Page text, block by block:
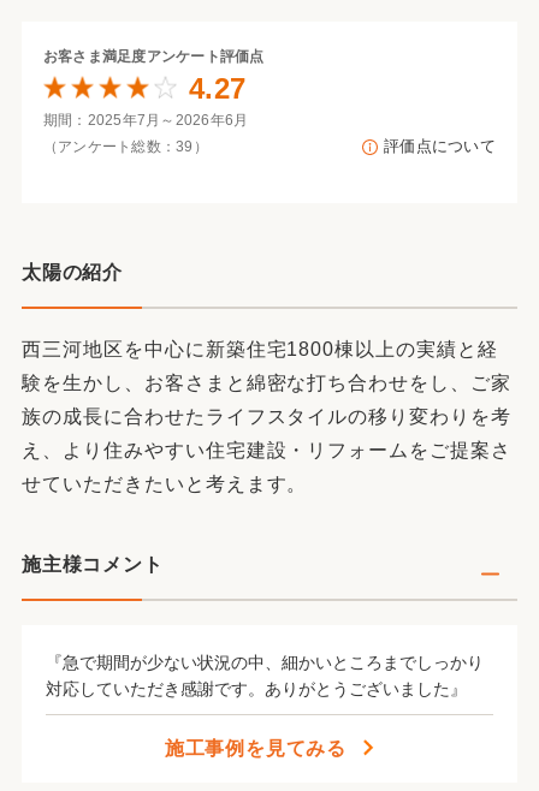
太陽の紹介
西三河地区を中心に新築住宅1800棟以上の実績と経
験を生かし、お客さまと綿密な打ち合わせをし、ご家
族の成長に合わせたライフスタイルの移り変わりを考
え、より住みやすい住宅建設・リフォームをご提案さ
せていただきたいと考えます。
施主様コメント
『急で期間が少ない状況の中、細かいところまでしっかり
対応していただき感謝です。ありがとうございました』
施工事例を見てみる
お客さま満足度アンケート評価点
4.27
期間：2025年7月～2026年6月
（アンケート総数：39）
評価点について